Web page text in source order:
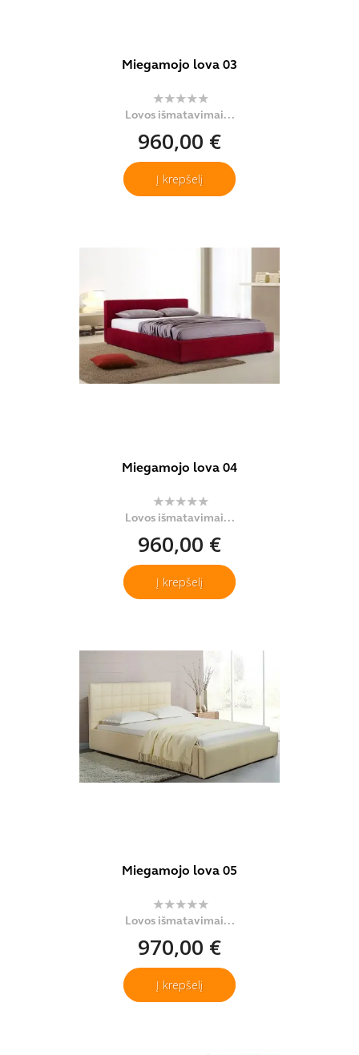
Miegamojo lova 03
Lovos išmatavimai...
960,00 €
Į krepšelį
Miegamojo lova 04
Lovos išmatavimai...
960,00 €
Į krepšelį
Miegamojo lova 05
Lovos išmatavimai...
970,00 €
Į krepšelį